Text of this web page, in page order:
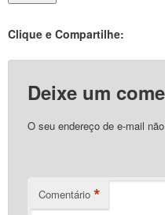
Clique e Compartilhe:
Deixe um
O seu endereço de e-mail
Comentário *